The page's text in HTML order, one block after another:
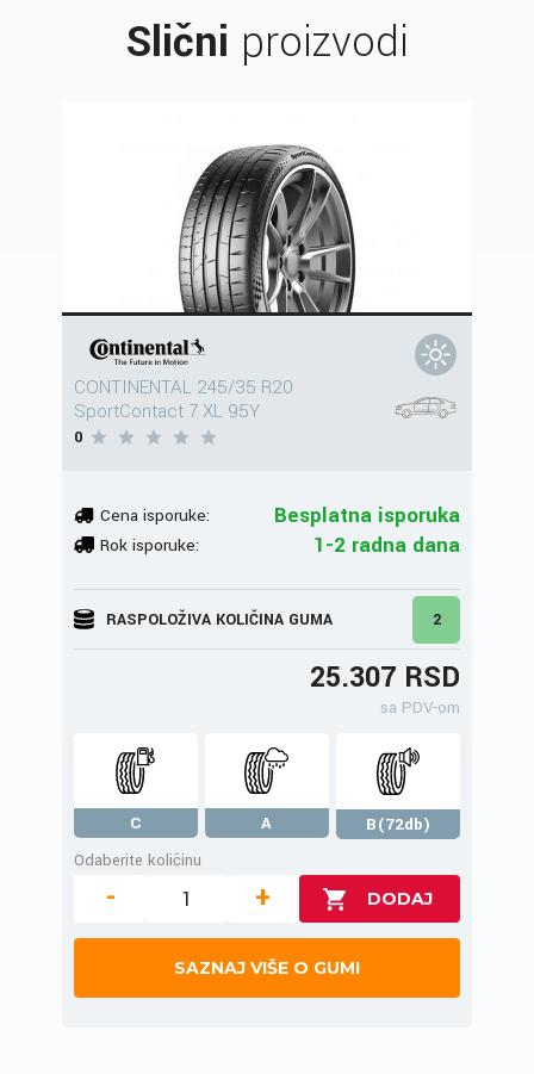
Slični proizvodi
CONTINENTAL 245/35 R20
SportContact 7 XL 95Y
0
Cena isporuke: Besplatna isporuka
Rok isporuke: 1-2 radna dana
RASPOLOŽIVA KOLIČINA GUMA 2
25.307 RSD
sa PDV-om
C A
B(72db)
Odaberite količinu
- +
SAZNAJ VIŠE O GUMI